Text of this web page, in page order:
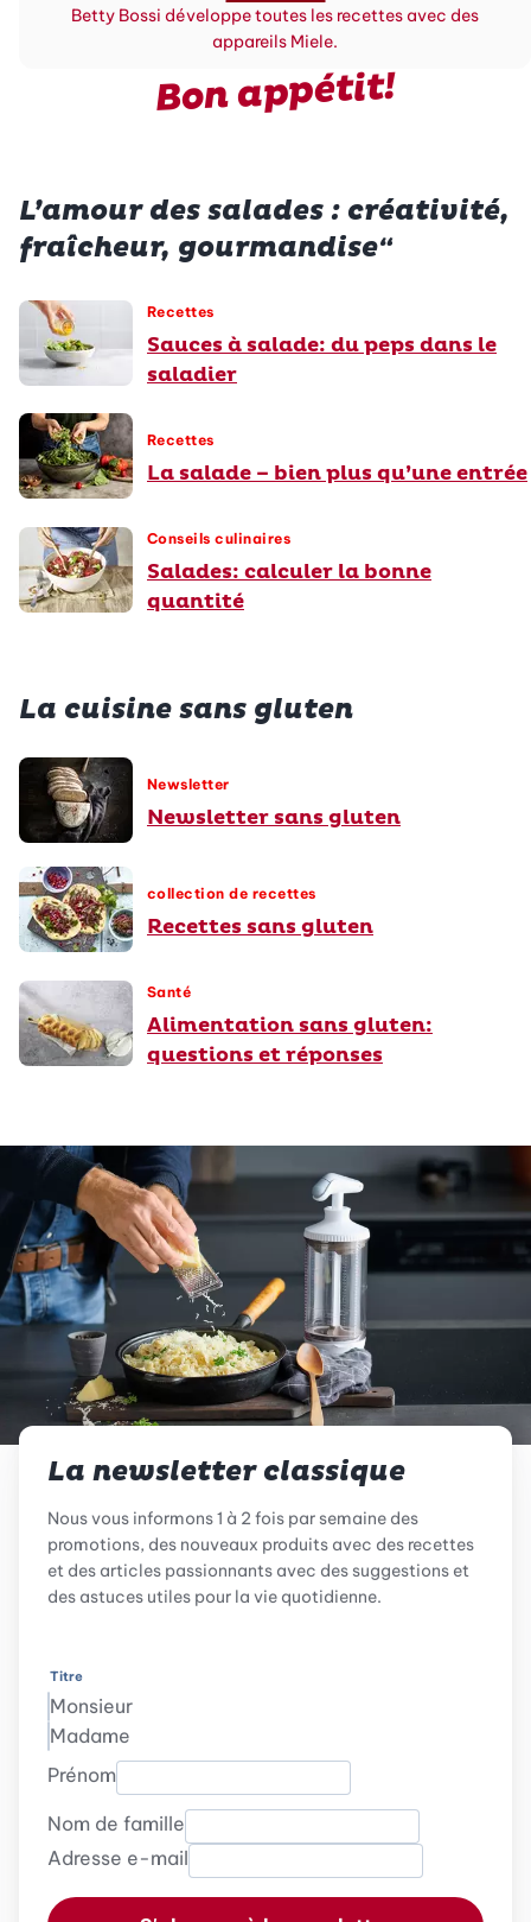
Betty Bossi développe toutes les recettes avec des
appareils Miele.
Bon appétit!
L’amour des salades : créativité,
fraîcheur, gourmandise“
Recettes
Sauces à salade: du peps dans le
saladier
Recettes
La salade – bien plus qu’une entrée
Conseils culinaires
Salades: calculer la bonne
quantité
La cuisine sans gluten
Newsletter
Newsletter sans gluten
collection de recettes
Recettes sans gluten
Santé
Alimentation sans gluten:
questions et réponses
La newsletter classique
Nous vous informons 1 à 2 fois par semaine des
promotions, des nouveaux produits avec des recettes
et des articles passionnants avec des suggestions et
des astuces utiles pour la vie quotidienne.
Titre
Monsieur
Madame
Prénom
Nom de famille
Adresse e-mail